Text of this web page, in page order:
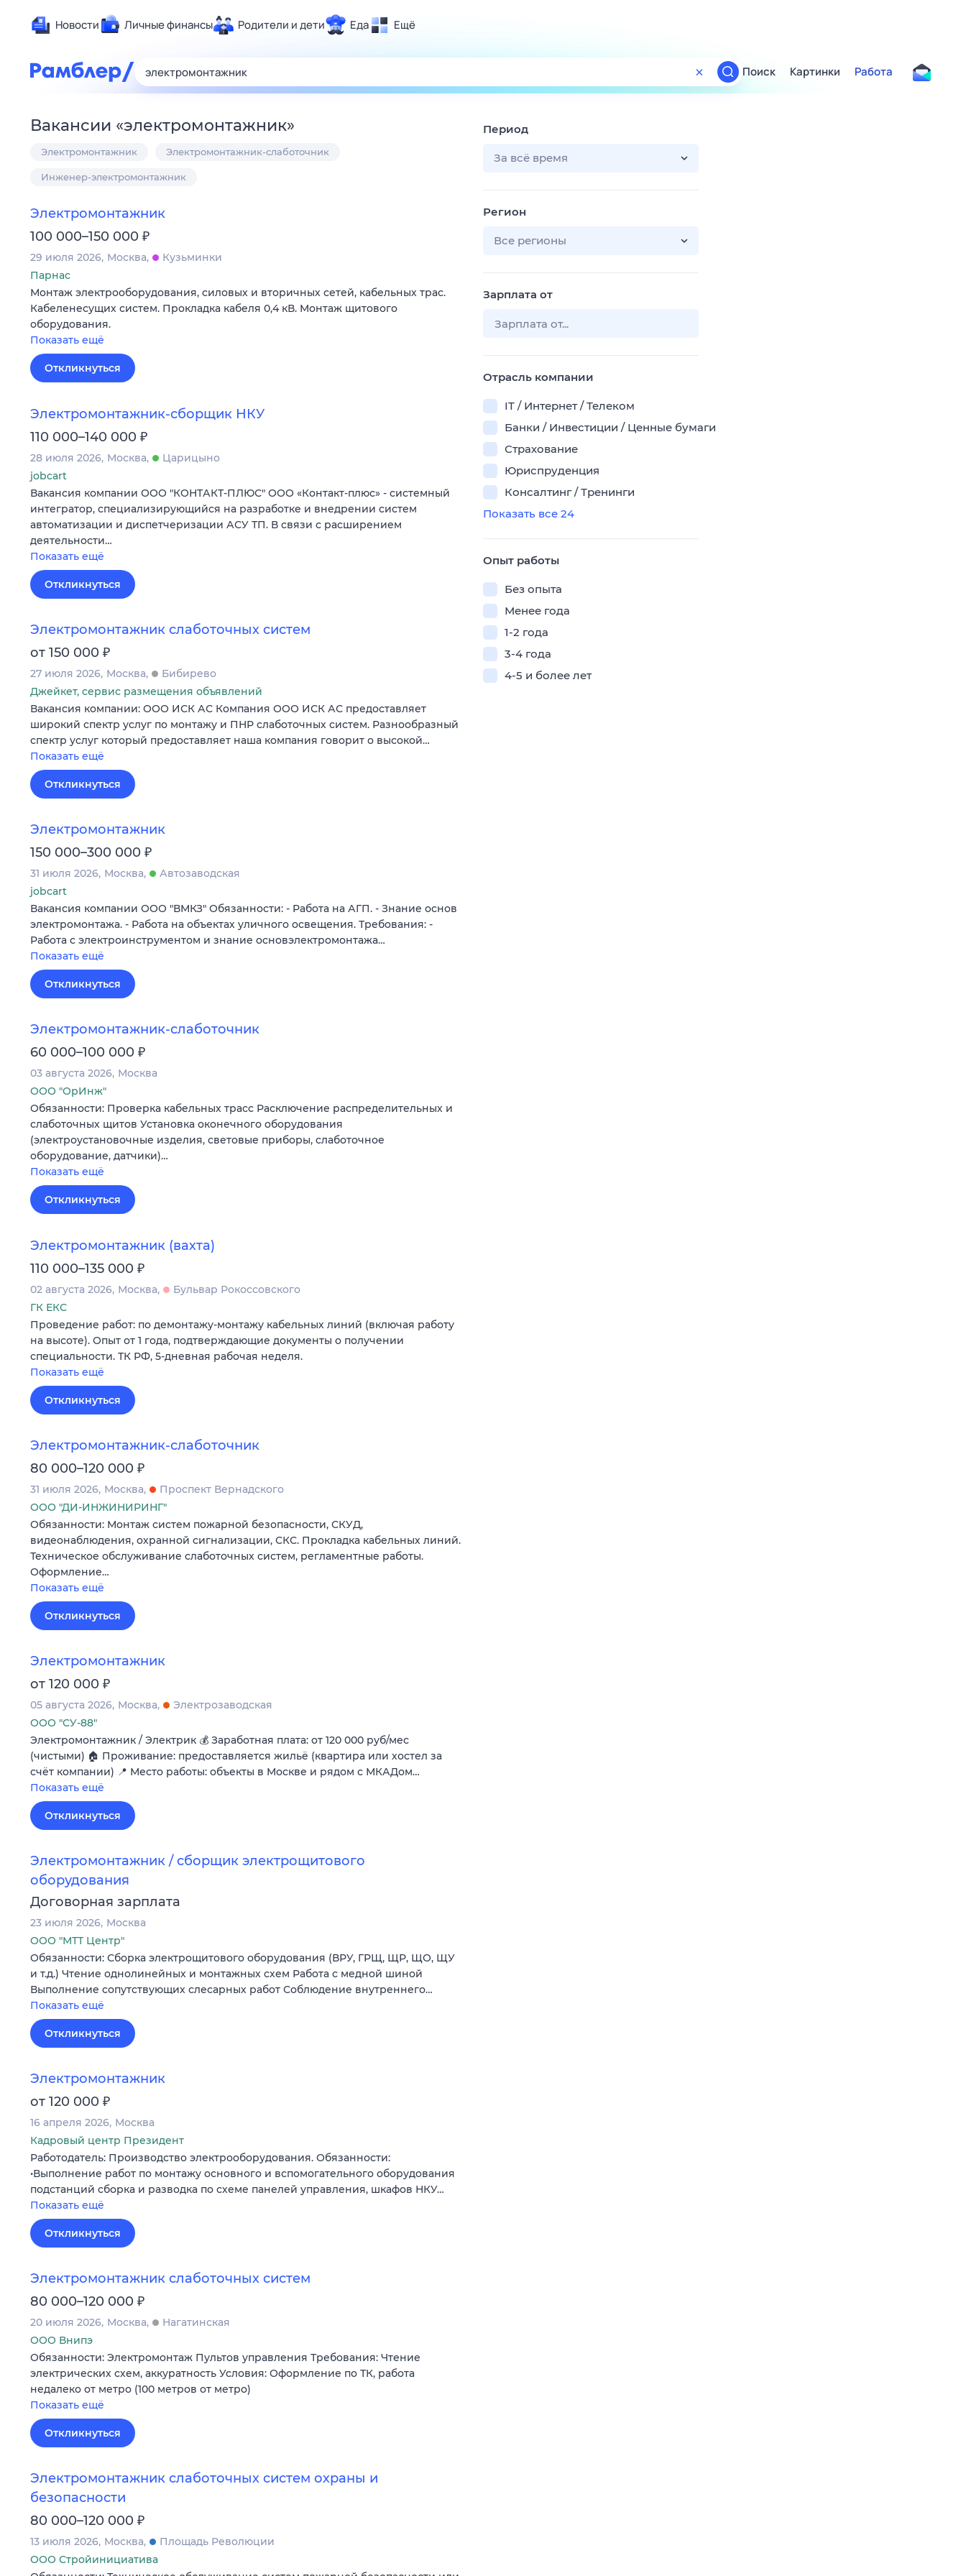
Новости Личные финансы Родители и дети Еда Ещё
Развлечения и отдых
Спорт
Карьера
Поиск
ТВ-программа
Поиск Картинки Работа
Вакансии «электромонтажник»
Электромонтажник Электромонтажник-слаботочник
Инженер-электромонтажник
Электромонтажник
100 000–150 000 ₽
29 июля 2026 Москва
Кузьминки
Парнас
Монтаж электрооборудования, силовых и вторичных сетей, кабельных трас.
Кабеленесущих систем. Прокладка кабеля 0,4 кВ. Монтаж щитового
оборудования.
Показать ещё
Откликнуться
Электромонтажник-сборщик НКУ
110 000–140 000 ₽
28 июля 2026 Москва
Царицыно
jobcart
Вакансия компании ООО "КОНТАКТ-ПЛЮС" ООО «Контакт‑плюс» - системный
интегратор, специализирующийся на разработке и внедрении систем
автоматизации и диспетчеризации АСУ ТП. В связи с расширением
деятельности…
Показать ещё
Откликнуться
Электромонтажник слаботочных систем
от 150 000 ₽
27 июля 2026 Москва
Бибирево
Джейкет, сервис размещения объявлений
Вакансия компании: ООО ИСК АС Компания ООО ИСК АС предоставляет
широкий спектр услуг по монтажу и ПНР слаботочных систем. Разнообразный
спектр услуг который предоставляет наша компания говорит о высокой…
Показать ещё
Откликнуться
Электромонтажник
150 000–300 000 ₽
31 июля 2026 Москва
Автозаводская
jobcart
Вакансия компании ООО "ВМКЗ" Обязанности: - Работа на АГП. - Знание основ
электромонтажа. - Работа на объектах уличного освещения. Требования: -
Работа с электроинструментом и знание основэлектромонтажа…
Показать ещё
Откликнуться
Электромонтажник-слаботочник
60 000–100 000 ₽
03 августа 2026 Москва
ООО "ОрИнж"
Обязанности: Проверка кабельных трасс Расключение распределительных и
слаботочных щитов Установка оконечного оборудования
(электроустановочные изделия, световые приборы, слаботочное
оборудование, датчики)…
Показать ещё
Откликнуться
Электромонтажник (вахта)
110 000–135 000 ₽
02 августа 2026 Москва
Бульвар Рокоссовского
ГК ЕКС
Проведение работ: по демонтажу-монтажу кабельных линий (включая работу
на высоте). Опыт от 1 года, подтверждающие документы о получении
специальности. ТК РФ, 5-дневная рабочая неделя.
Показать ещё
Откликнуться
Электромонтажник-слаботочник
80 000–120 000 ₽
31 июля 2026 Москва
Проспект Вернадского
ООО "ДИ-ИНЖИНИРИНГ"
Обязанности: Монтаж систем пожарной безопасности, СКУД,
видеонаблюдения, охранной сигнализации, СКС. Прокладка кабельных линий.
Техническое обслуживание слаботочных систем, регламентные работы.
Оформление…
Показать ещё
Откликнуться
Электромонтажник
от 120 000 ₽
05 августа 2026 Москва
Электрозаводская
ООО "СУ-88"
Электромонтажник / Электрик 💰 Заработная плата: от 120 000 руб/мес
(чистыми) 🏠 Проживание: предоставляется жильё (квартира или хостел за
счёт компании) 📍 Место работы: объекты в Москве и рядом с МКАДом…
Показать ещё
Откликнуться
Электромонтажник / сборщик электрощитового
оборудования
Договорная зарплата
23 июля 2026 Москва
ООО "МТТ Центр"
Обязанности: Сборка электрощитового оборудования (ВРУ, ГРЩ, ЩР, ЩО, ЩУ
и т.д.) Чтение однолинейных и монтажных схем Работа с медной шиной
Выполнение сопутствующих слесарных работ Соблюдение внутреннего…
Показать ещё
Откликнуться
Электромонтажник
от 120 000 ₽
16 апреля 2026 Москва
Кадровый центр Президент
Работодатель: Производство электрооборудования. Обязанности:
•Выполнение работ по монтажу основного и вспомогательного оборудования
подстанций сборка и разводка по схеме панелей управления, шкафов НКУ…
Показать ещё
Откликнуться
Электромонтажник слаботочных систем
80 000–120 000 ₽
20 июля 2026 Москва
Нагатинская
ООО Внипэ
Обязанности: Электромонтаж Пультов управления Требования: Чтение
электрических схем, аккуратность Условия: Оформление по ТК, работа
недалеко от метро (100 метров от метро)
Показать ещё
Откликнуться
Электромонтажник слаботочных систем охраны и
безопасности
80 000–120 000 ₽
13 июля 2026 Москва
Площадь Революции
ООО Стройинициатива
Период
За всё время
Регион
Все регионы
Зарплата от
Отрасль компании
IT / Интернет / Телеком
Банки / Инвестиции / Ценные бумаги
Страхование
Юриспруденция
Консалтинг / Тренинги
Показать все 24
Опыт работы
Без опыта
Менее года
1-2 года
3-4 года
4-5 и более лет